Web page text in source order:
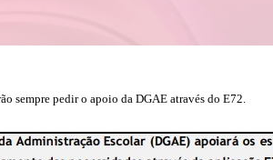
sempre pedir o apoio da DGAE através do E72.